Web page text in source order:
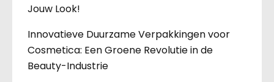
Jouw Look!
Innovatieve Duurzame Verpakkingen voor
Cosmetica: Een Groene Revolutie in de
Beauty-Industrie